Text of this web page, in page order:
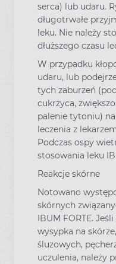
serca) lub udaru.
długotrwałe
leku. Nie należy
dłuższego czasu
W przypadku
udaru, lub
tych zaburzeń
cukrzyca,
palenie tytoniu)
leczenia z
Podczas ospy
stosowania leku
Reakcje skórne
Notowano
skórnych
IBUM FORTE.
wysypka na
śluzowych,
uczulenia, należy